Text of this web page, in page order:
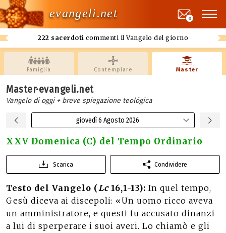
evangeli.net
222 sacerdoti commenti il Vangelo del giorno
0
Famiglia Contemplare Master
Master·evangeli.net
Vangelo di oggi + breve spiegazione teológica
giovedì 6 Agosto 2026
XXV Domenica (C) del Tempo Ordinario
Scarica Condividere
Testo del Vangelo (Lc16,1-13): In quel tempo,
Gesù diceva ai discepoli: «Un uomo ricco aveva
un amministratore, e questi fu accusato dinanzi
a lui di sperperare i suoi averi. Lo chiamò e gli